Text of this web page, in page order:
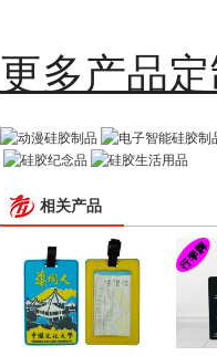
更多
相关产品